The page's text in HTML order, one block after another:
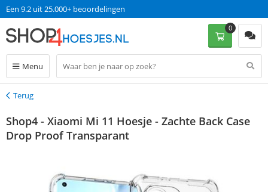
Een 9.2 uit 25.000+ beoordelingen
Menu
0
Terug
Terug
Shop4 - Xiaomi Mi 11 Hoesje - Zachte Back Case
Drop Proof Transparant